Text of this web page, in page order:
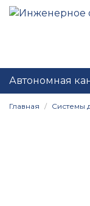
Автономная
Главная Системы